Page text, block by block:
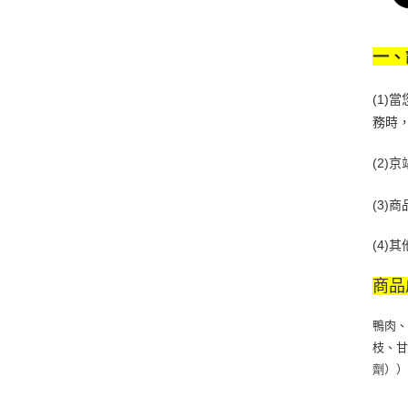
一
(1)當
務時
(2)京
(3)商
(4)其
商
鴨肉
枝、
劑）